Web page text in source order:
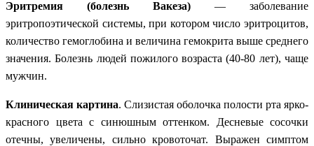
Эритремия (болезнь Вакеза) — заболевание
эритропоэтической системы, при котором число эритроцитов,
количество гемоглобина и величина гемокрита выше среднего
значения. Болезнь людей пожилого возраста (40-80 лет), чаще
мужчин.
Клиническая картина. Слизистая оболочка полости рта ярко-
красного цвета с синюшным оттенком. Десневые сосочки
отечны, увеличены, сильно кровоточат. Выражен симптом